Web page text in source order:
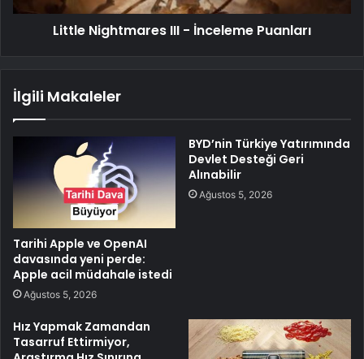
Little Nightmares III - İnceleme Puanları
İlgili Makaleler
Tarihi Apple ve OpenAI
davasında yeni perde:
Apple acil müdahale istedi
Ağustos 5, 2026
BYD’nin Türkiye Yatırımında
Devlet Desteği Geri
Alınabilir
Ağustos 5, 2026
Hız Yapmak Zamandan
Tasarruf Ettirmiyor,